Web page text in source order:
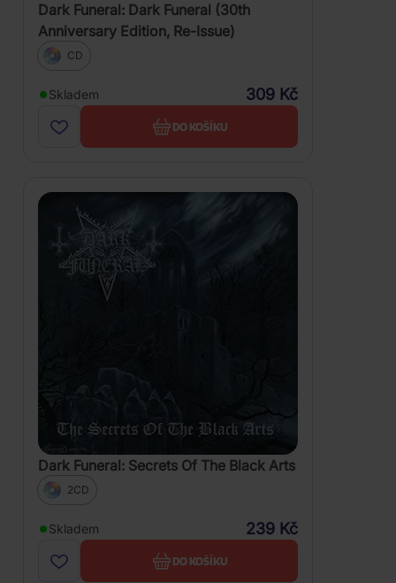
Dark Funeral: Dark Funeral (30th
Anniversary Edition, Re-Issue)
CD
Skladem 309 Kč
DO KOŠÍKU
Dark Funeral: Secrets Of The Black Arts
2CD
Skladem 239 Kč
DO KOŠÍKU